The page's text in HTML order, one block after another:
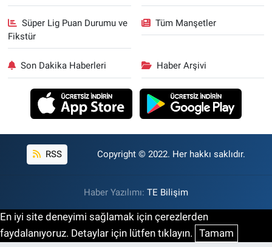
Süper Lig Puan Durumu ve
Fikstür
Tüm Manşetler
Son Dakika Haberleri Haber Arşivi
RSS Copyright © 2022. Her hakkı saklıdır.
Haber Yazılımı: TE Bilişim
En iyi site deneyimi sağlamak için çerezlerden
faydalanıyoruz. Detaylar için lütfen tıklayın. Tamam